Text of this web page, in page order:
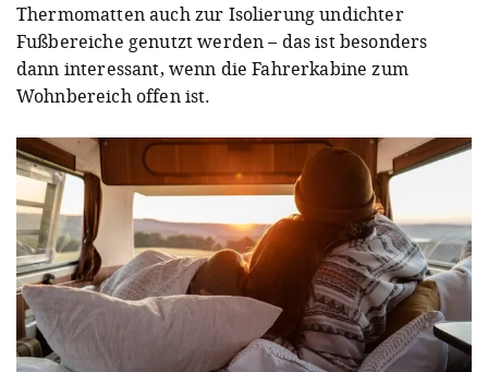
Thermomatten auch zur Isolierung undichter
Fußbereiche genutzt werden – das ist besonders
dann interessant, wenn die Fahrerkabine zum
Wohnbereich offen ist.